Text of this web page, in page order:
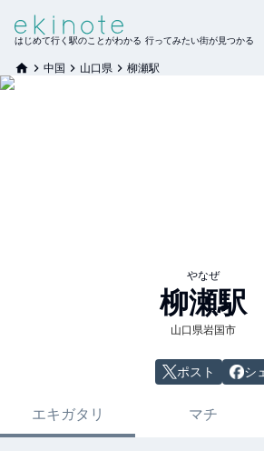
はじめて行く駅のことがわかる 行ってみたい街が見つかる
中国 山口県 柳瀬駅
やなぜ
柳瀬駅
山口県岩国市
ポスト シ
エキガタリ マチ